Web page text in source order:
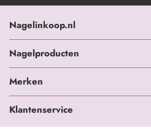
Nagelinkoop.nl
Nagelproducten
Merken
Klantenservice